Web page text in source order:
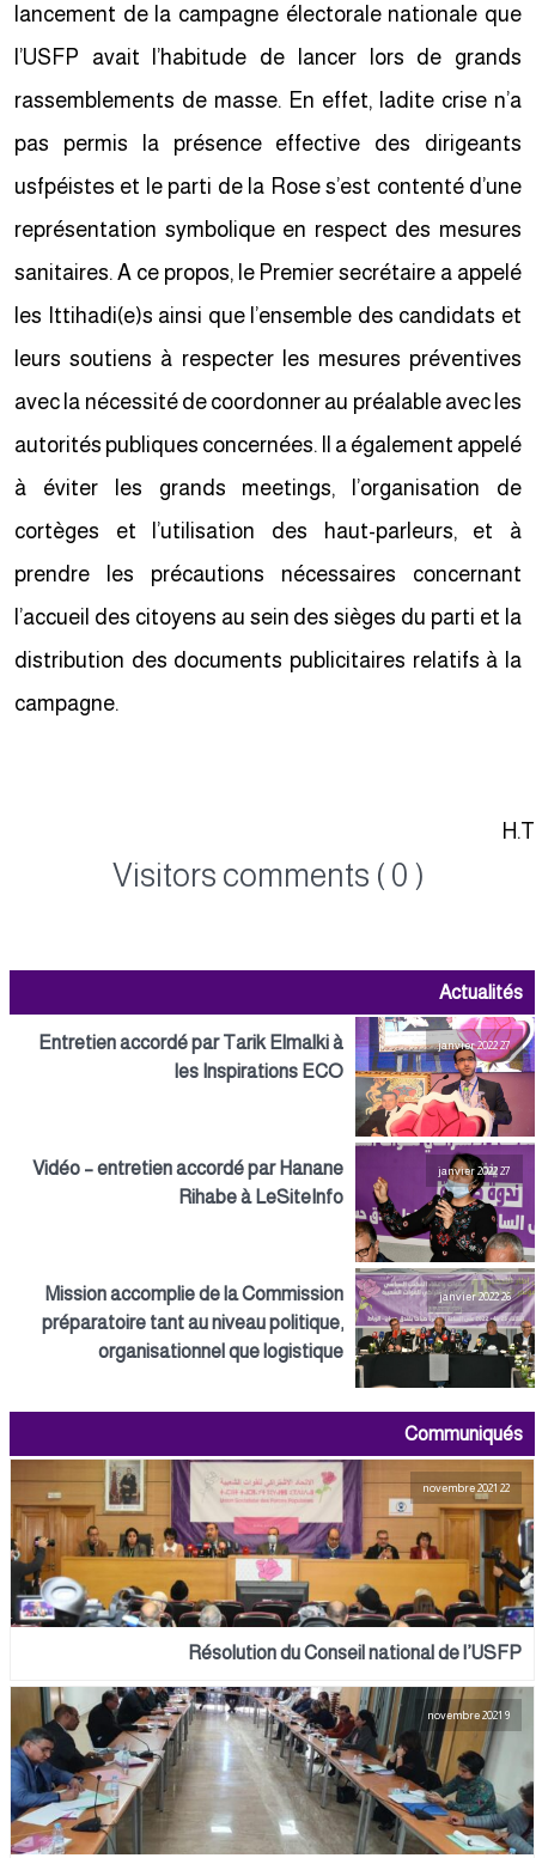
lancement de la campagne électorale nationale que
l’USFP avait l’habitude de lancer lors de grands
rassemblements de masse. En effet, ladite crise n’a
pas permis la présence effective des dirigeants
usfpéistes et le parti de la Rose s’est contenté d’une
représentation symbolique en respect des mesures
sanitaires. A ce propos, le Premier secrétaire a appelé
les Ittihadi(e)s ainsi que l’ensemble des candidats et
leurs soutiens à respecter les mesures préventives
avec la nécessité de coordonner au préalable avec les
autorités publiques concernées. Il a également appelé
à éviter les grands meetings, l’organisation de
cortèges et l’utilisation des haut-parleurs, et à
prendre les précautions nécessaires concernant
l’accueil des citoyens au sein des sièges du parti et la
distribution des documents publicitaires relatifs à la
campagne.
Visitors comments ( 0 )
Actualités
27 janvier 2022
Entretien accordé par Tarik Elmalki à
les Inspirations ECO
27 janvier 2022
Vidéo – entretien accordé par Hanane
Rihabe à LeSiteInfo
26 janvier 2022
Mission accomplie de la Commission
préparatoire tant au niveau politique,
organisationnel que logistique
Communiqués
22 novembre 2021
Résolution du Conseil national de l’USFP